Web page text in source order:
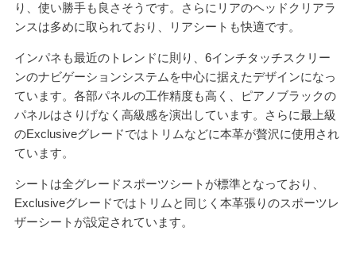
り、使い勝手も良さそうです。さらにリアのヘッドクリアラ
ンスは多めに取られており、リアシートも快適です。
インパネも最近のトレンドに則り、6インチタッチスクリー
ンのナビゲーションシステムを中心に据えたデザインになっ
ています。各部パネルの工作精度も高く、ピアノブラックの
パネルはさりげなく高級感を演出しています。さらに最上級
のExclusiveグレードではトリムなどに本革が贅沢に使用され
ています。
シートは全グレードスポーツシートが標準となっており、
Exclusiveグレードではトリムと同じく本革張りのスポーツレ
ザーシートが設定されています。